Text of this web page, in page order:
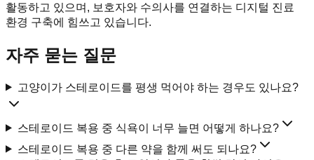
활동하고 있으며, 보호자와 수의사를 연결하는 디지털 진료
환경 구축에 힘쓰고 있습니다.
자주 묻는 질문
고양이가 스테로이드를 평생 먹어야 하는 경우도 있나요?
스테로이드 복용 중 식욕이 너무 늘면 어떻게 하나요?
스테로이드 복용 중 다른 약을 함께 써도 되나요?